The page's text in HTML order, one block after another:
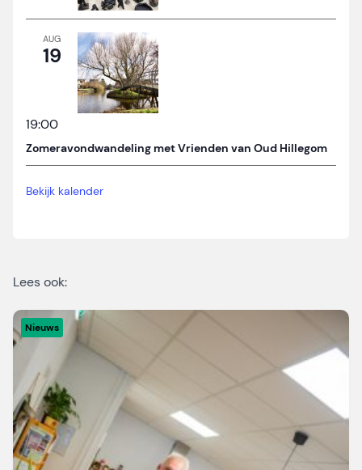
AUG
19
19:00
Zomeravondwandeling met Vrienden van Oud Hillegom
Bekijk kalender
Lees ook:
Nieuws